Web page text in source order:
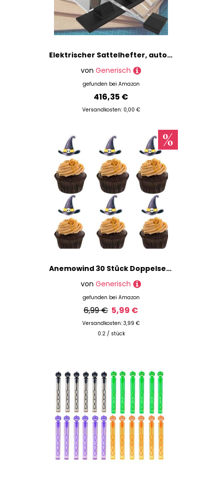
Elektrischer Sattelhefter, automatische Bindemaschine mit Fußpedal, flache und vertikale Bindung für Dokumente
von Generisch
gefunden bei Amazon
416,35 €
Versandkosten: 0,00 €
Anemowind 30 Stück Doppelseitiges Zauberer Hut Cupcake Topper Halloween Kuchen Dekoration Halloween Magician party Dekoration
von Generisch
gefunden bei Amazon
6,99 € 5,99 €
Versandkosten: 3,99 €
0.2 / stück